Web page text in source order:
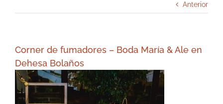
Anterior
Corner de fumadores – Boda María & Ale en
Dehesa Bolaños